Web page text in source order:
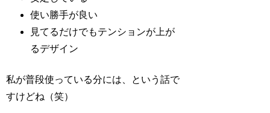
使い勝手が良い
見てるだけでもテンションが上が
るデザイン
私が普段使っている分には、という話で
すけどね（笑）